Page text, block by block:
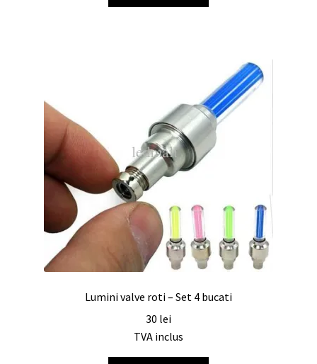
Lumini valve roti – Set 4 bucati
30 lei
TVA inclus